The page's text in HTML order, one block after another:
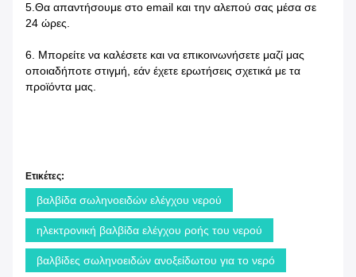
5.Θα απαντήσουμε στο email και την αλεπού σας μέσα σε
24 ώρες.
6. Μπορείτε να καλέσετε και να επικοινωνήσετε μαζί μας
οποιαδήποτε στιγμή, εάν έχετε ερωτήσεις σχετικά με τα
προϊόντα μας.
Ετικέτες:
βαλβίδα σωληνοειδών ελέγχου νερού
ηλεκτρονική βαλβίδα ελέγχου ροής του νερού
βαλβίδες σωληνοειδών ανοξείδωτου για το νερό